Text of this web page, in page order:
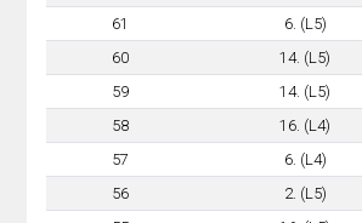
61
6. (L5)
60
14. (L5)
59
14. (L5)
58
16. (L4)
57
6. (L4)
56
2. (L5)